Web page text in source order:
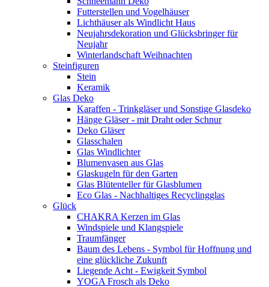
Futterstellen und Vogelhäuser
Lichthäuser als Windlicht Haus
Neujahrsdekoration und Glücksbringer für
Neujahr
Winterlandschaft Weihnachten
Steinfiguren
Stein
Keramik
Glas Deko
Karaffen - Trinkgläser und Sonstige Glasdeko
Hänge Gläser - mit Draht oder Schnur
Deko Gläser
Glasschalen
Glas Windlichter
Blumenvasen aus Glas
Glaskugeln für den Garten
Glas Blütenteller für Glasblumen
Eco Glas - Nachhaltiges Recyclingglas
Glück
CHAKRA Kerzen im Glas
Windspiele und Klangspiele
Traumfänger
Baum des Lebens - Symbol für Hoffnung und
eine glückliche Zukunft
Liegende Acht - Ewigkeit Symbol
YOGA Frosch als Deko